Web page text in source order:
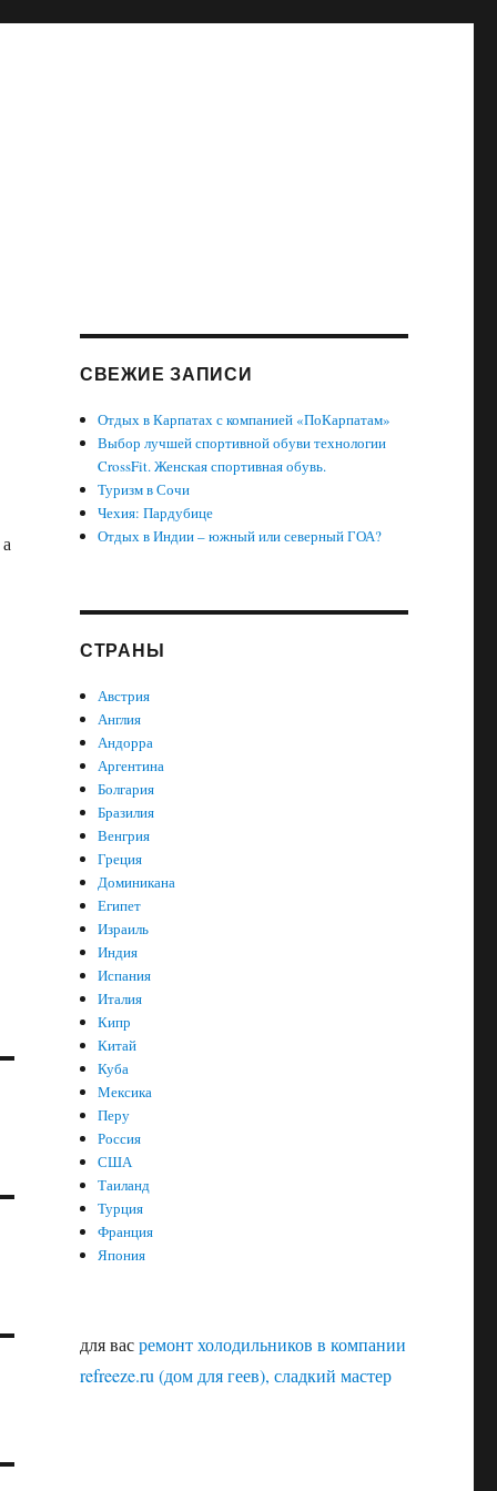
СВЕЖИЕ ЗАПИСИ
Отдых в Карпатах с компанией «ПоКарпатам»
Выбор лучшей спортивной обуви технологии
CrossFit. Женская спортивная обувь.
Туризм в Сочи
Чехия: Пардубице
Отдых в Индии – южный или северный ГОА?
СТРАНЫ
Австрия
Англия
Андорра
Аргентина
Болгария
Бразилия
Венгрия
Греция
Доминикана
Египет
Израиль
Индия
Испания
Италия
Кипр
Китай
Куба
Мексика
Перу
Россия
США
Таиланд
Турция
Франция
Япония
для васремонт холодильников в компании
refreeze.ru (дом для геев), сладкий мастер